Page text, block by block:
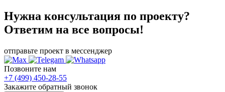
Нужна консультация по проекту?
Ответим на все вопросы!
отправьте проект в мессенджер
Позвоните нам
+7 (499) 450-28-55
Закажите обратный звонок